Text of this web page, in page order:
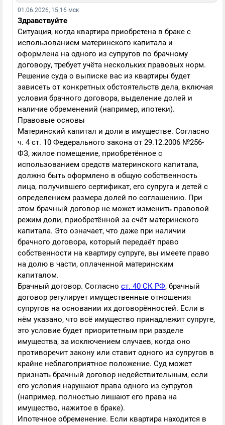
01.06.2026, 15:16 мск
Здравствуйте
Ситуация, когда квартира приобретена в браке с
использованием материнского капитала и
оформлена на одного из супругов по брачному
договору, требует учёта нескольких правовых норм.
Решение суда о выписке вас из квартиры будет
зависеть от конкретных обстоятельств дела, включая
условия брачного договора, выделение долей и
наличие обременений (например, ипотеки).
Правовые основы
Материнский капитал и доли в имуществе. Согласно
ч. 4 ст. 10 Федерального закона от 29.12.2006 №256-
ФЗ, жилое помещение, приобретённое с
использованием средств материнского капитала,
должно быть оформлено в общую собственность
лица, получившего сертификат, его супруга и детей с
определением размера долей по соглашению. При
этом брачный договор не может изменить правовой
режим доли, приобретённой за счёт материнского
капитала. Это означает, что даже при наличии
брачного договора, который передаёт право
собственности на квартиру супруге, вы имеете право
на долю в части, оплаченной материнским
капиталом.
Брачный договор. Согласно ст. 40 СК РФ, брачный
договор регулирует имущественные отношения
супругов на основании их договорённостей. Если в
нём указано, что всё имущество принадлежит супруге,
это условие будет приоритетным при разделе
имущества, за исключением случаев, когда оно
противоречит закону или ставит одного из супругов в
крайне неблагоприятное положение. Суд может
признать брачный договор недействительным, если
его условия нарушают права одного из супругов
(например, полностью лишают его права на
имущество, нажитое в браке).
Ипотечное обременение. Если квартира находится в